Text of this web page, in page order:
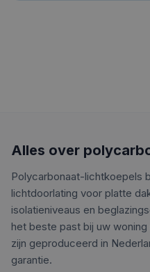
Alles over
Polycarbonaat-lichtkoepels
lichtdoorlating voor platte
isolatieniveaus en
het beste past bij uw
zijn geproduceerd in
garantie.